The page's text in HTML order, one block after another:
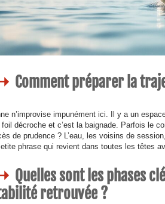
Comment préparer la
n’improvise impunément ici. Il y a un
foil décroche et c’est la baignade. Parfois le
de prudence ? L’eau, les voisins de
phrase qui revient dans toutes les têtes
Quelles sont les phases
retrouvée ?